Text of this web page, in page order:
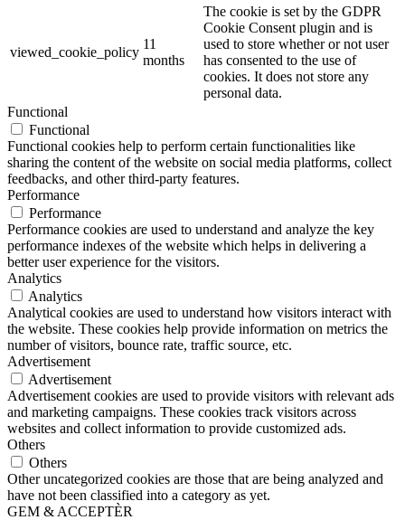
viewed_cookie_policy
11
months
The cookie is set by the GDPR
Cookie Consent plugin and is
used to store whether or not user
has consented to the use of
cookies. It does not store any
personal data.
Functional
Functional
Functional cookies help to perform certain functionalities like
sharing the content of the website on social media platforms, collect
feedbacks, and other third-party features.
Performance
Performance
Performance cookies are used to understand and analyze the key
performance indexes of the website which helps in delivering a
better user experience for the visitors.
Analytics
Analytics
Analytical cookies are used to understand how visitors interact with
the website. These cookies help provide information on metrics the
number of visitors, bounce rate, traffic source, etc.
Advertisement
Advertisement
Advertisement cookies are used to provide visitors with relevant ads
and marketing campaigns. These cookies track visitors across
websites and collect information to provide customized ads.
Others
Others
Other uncategorized cookies are those that are being analyzed and
have not been classified into a category as yet.
GEM & ACCEPTÈR